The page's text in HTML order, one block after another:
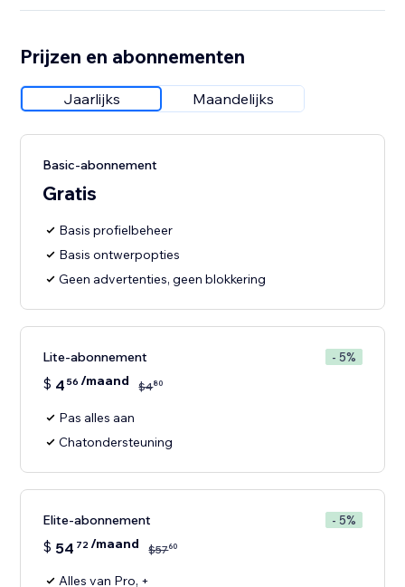
Prijzen en abonnementen
Jaarlijks Maandelijks
Basic-abonnement
Gratis
Basis profielbeheer
Basis ontwerpopties
Geen advertenties, geen blokkering
Lite-abonnement - 5%
$ 4 56 /maand $480
Pas alles aan
Chatondersteuning
Elite-abonnement - 5%
$ 54 72/maand $5760
Alles van Pro, +